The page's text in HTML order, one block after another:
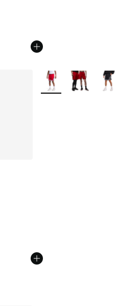
Plus de couleurs